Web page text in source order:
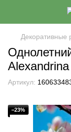
Декоративные
Alexandrina
Артикул:
−23%